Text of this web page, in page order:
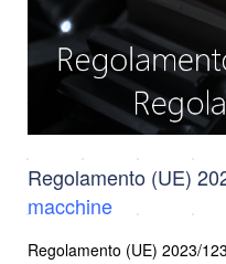
Regolamento (UE)
macchine
Regolamento (UE) 2023/